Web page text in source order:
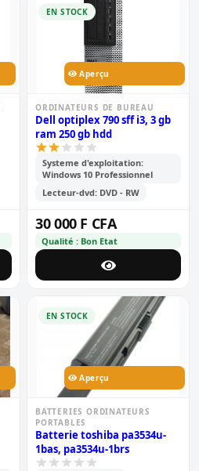
EN STOCK
Aperçu
ORDINATEURS DE BUREAU
Dell optiplex 790 sff i3, 3 gb
ram 250 gb hdd
Systeme d'exploitation:
Windows 10 Professionnel
Lecteur-dvd: DVD - RW
30 000 F CFA
Qualité : Bon Etat
EN STOCK
Aperçu
BATTERIES ORDINATEURS
PORTABLES
Batterie toshiba pa3534u-
1bas, pa3534u-1brs